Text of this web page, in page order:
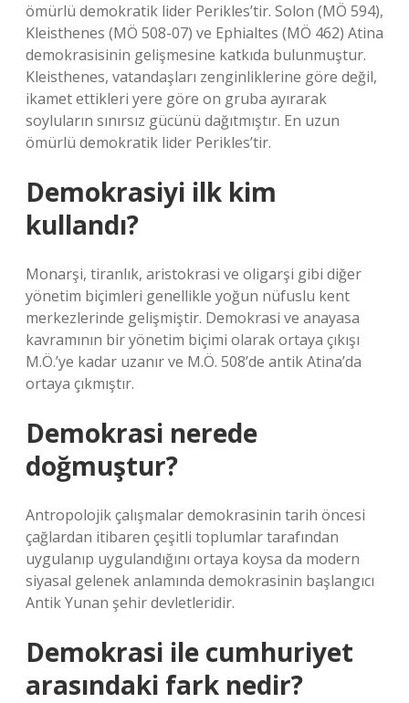
ömürlü demokratik lider Perikles’tir. Solon (MÖ 594),
Kleisthenes (MÖ 508-07) ve Ephialtes (MÖ 462) Atina
demokrasisinin gelişmesine katkıda bulunmuştur.
Kleisthenes, vatandaşları zenginliklerine göre değil,
ikamet ettikleri yere göre on gruba ayırarak
soyluların sınırsız gücünü dağıtmıştır. En uzun
ömürlü demokratik lider Perikles’tir.
Demokrasiyi ilk kim
kullandı?
Monarşi, tiranlık, aristokrasi ve oligarşi gibi diğer
yönetim biçimleri genellikle yoğun nüfuslu kent
merkezlerinde gelişmiştir. Demokrasi ve anayasa
kavramının bir yönetim biçimi olarak ortaya çıkışı
M.Ö.’ye kadar uzanır ve M.Ö. 508’de antik Atina’da
ortaya çıkmıştır.
Demokrasi nerede
doğmuştur?
Antropolojik çalışmalar demokrasinin tarih öncesi
çağlardan itibaren çeşitli toplumlar tarafından
uygulanıp uygulandığını ortaya koysa da modern
siyasal gelenek anlamında demokrasinin başlangıcı
Antik Yunan şehir devletleridir.
Demokrasi ile cumhuriyet
arasındaki fark nedir?